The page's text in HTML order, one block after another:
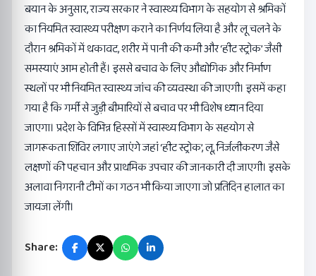
बयान के अनुसार, राज्य सरकार ने स्वास्थ्य विभाग के सहयोग से श्रमिकों
का नियमित स्वास्थ्य परीक्षण कराने का निर्णय लिया है और लू चलने के
दौरान श्रमिकों में थकावट, शरीर में पानी की कमी और ‘हीट स्ट्रोक’ जैसी
समस्याएं आम होती हैं। इससे बचाव के लिए औद्योगिक और निर्माण
स्थलों पर भी नियमित स्वास्थ्य जांच की व्यवस्था की जाएगी। इसमें कहा
गया है कि गर्मी से जुड़ी बीमारियों से बचाव पर भी विशेष ध्यान दिया
जाएगा। प्रदेश के विभिन्न हिस्सों में स्वास्थ्य विभाग के सहयोग से
जागरूकता शिविर लगाए जाएंगे जहां ‘हीट स्ट्रोक’, लू, निर्जलीकरण जैसे
लक्षणों की पहचान और प्राथमिक उपचार की जानकारी दी जाएगी। इसके
अलावा निगरानी टीमों का गठन भी किया जाएगा जो प्रतिदिन हालात का
जायजा लेंगी।
Share: